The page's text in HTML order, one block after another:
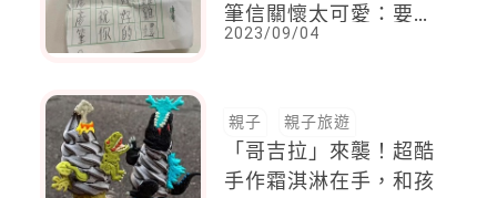
筆信關懷太可愛：要好
好保護自己喔！
2023/09/04
親子 親子旅遊
「哥吉拉」來襲！超酷
手作霜淇淋在手，和孩